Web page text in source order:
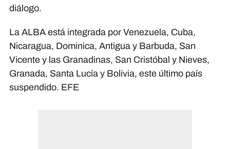
diálogo.
La ALBA está integrada por Venezuela, Cuba,
Nicaragua, Dominica, Antigua y Barbuda, San
Vicente y las Granadinas, San Cristóbal y Nieves,
Granada, Santa Lucía y Bolivia, este último país
suspendido. EFE